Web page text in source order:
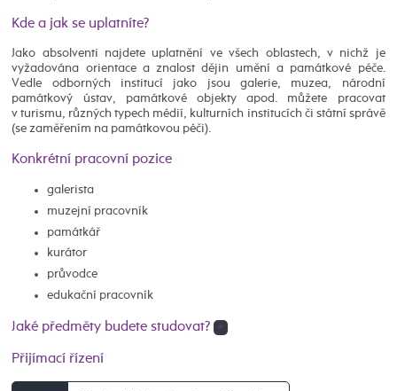
Kde a jak se uplatníte?
Jako absolventi najdete uplatnění ve všech oblastech, v nichž je
vyžadována orientace a znalost dějin umění a památkové péče.
Vedle odborných institucí jako jsou galerie, muzea, národní
památkový ústav, památkové objekty apod. můžete pracovat
v turismu, různých typech médií, kulturních institucích či státní správě
(se zaměřením na památkovou péči).
Konkrétní pracovní pozice
galerista
muzejní pracovník
památkář
kurátor
průvodce
edukační pracovník
Jaké předměty budete studovat? +
Přijímací řízení